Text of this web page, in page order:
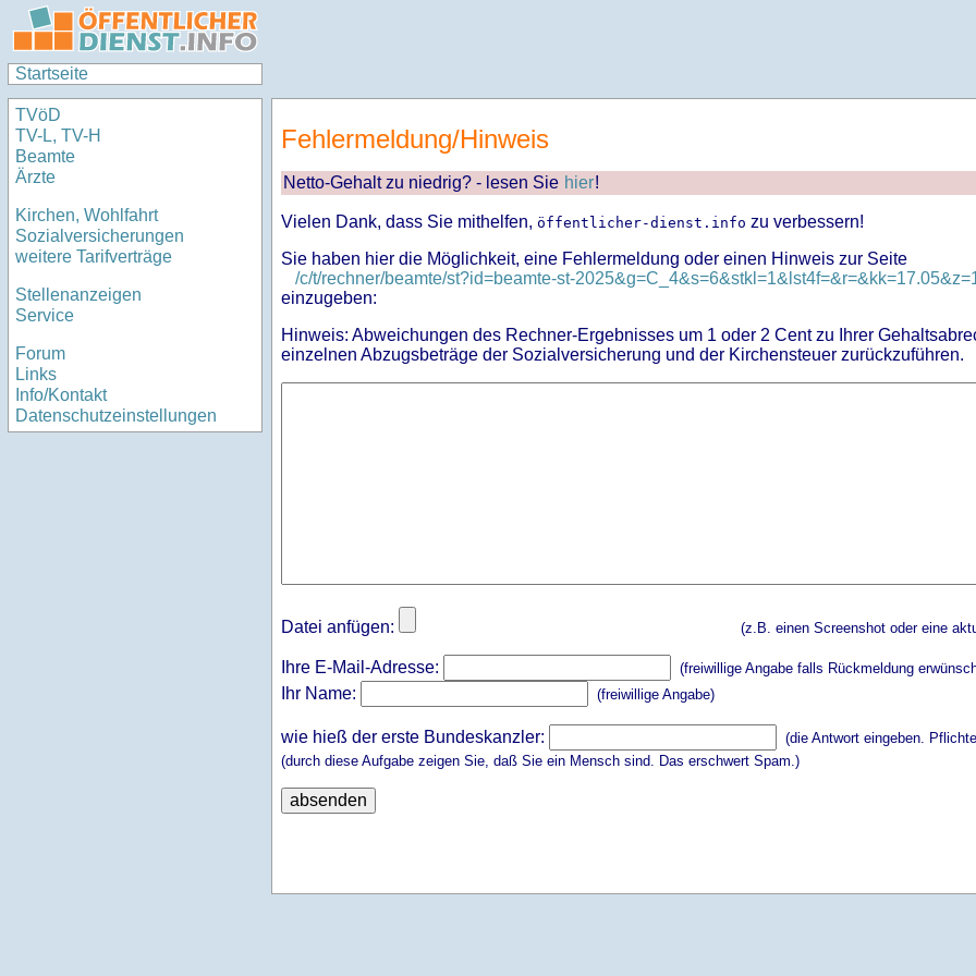
Startseite
TVöD
TV-L, TV-H
Beamte
Ärzte
Kirchen, Wohlfahrt
Sozialversicherungen
weitere Tarifverträge
Stellenanzeigen
Service
Forum
Links
Info/Kontakt
Datenschutzeinstellungen
Fehlermeldung/Hinweis
Netto-Gehalt zu niedrig? - lesen Sie hier!
Vielen Dank, dass Sie mithelfen, öffentlicher-dienst.info zu verbessern!
Sie haben hier die Möglichkeit, eine Fehlermeldung oder einen Hinweis zur Seite
/c/t/rechner/beamte/st?id=beamte-st-
einzugeben:
Hinweis: Abweichungen des Rechner-Ergebnisses um 1 oder 2 Cent zu Ihrer
einzelnen Abzugsbeträge der Sozialversicherung und der Kirchensteuer zurückzuführen.
Datei anfügen: (z.B. einen Screenshot oder eine
Ihre E-Mail-Adresse: (freiwillige Angabe falls Rückmeldung
Ihr Name: (freiwillige Angabe)
wie hieß der erste Bundeskanzler:
(die Antwort eingeben.
(durch diese Aufgabe zeigen Sie, daß Sie ein Mensch sind. Das erschwert Spam.)